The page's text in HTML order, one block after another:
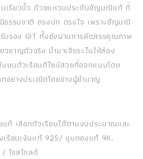
นเรียวนิ้ว ด้วยแหวนประดับอัญมณีแท้ ที่
รรมชาติ ตรงปก ตรงใจ เพราะอัญมณี
บรอง GIT ทั้งยังผ่านการคัดสรรคุณภาพ
วชาญตัวจริง นำมาเจียระไนให้ส่อง
บนตัวเรือนดีไซน์สวยที่ออกแบบโดย
อย่างประณีตโดยช่างผู้ชำนาญ
ท้ เลือกตัวเรือนได้ตามงบประมาณและ
เรือนเงินแท้ 925/ ชุบทองแท้ 9K,
โรสโกลด์